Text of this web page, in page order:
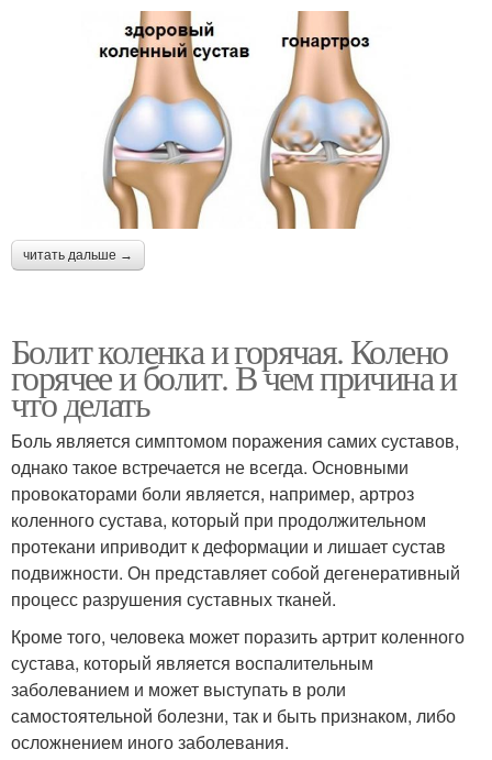
читать дальше →
Болит коленка и горячая. Колено
горячее и болит. В чем причина и
что делать
Боль является симптомом поражения самих суставов,
однако такое встречается не всегда. Основными
провокаторами боли является, например, артроз
коленного сустава, который при продолжительном
протекани иприводит к деформации и лишает сустав
подвижности. Он представляет собой дегенеративный
процесс разрушения суставных тканей.
Кроме того, человека может поразить артрит коленного
сустава, который является воспалительным
заболеванием и может выступать в роли
самостоятельной болезни, так и быть признаком, либо
осложнением иного заболевания.